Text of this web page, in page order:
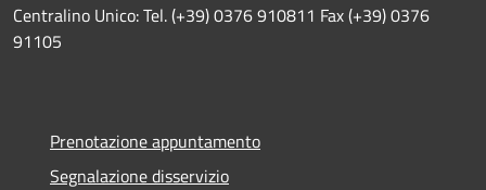
Centralino Unico: Tel. (+39) 0376 910811 Fax (+39) 0376
91105
Prenotazione appuntamento
Segnalazione disservizio